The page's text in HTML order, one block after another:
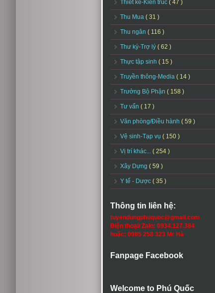
Thiết kế-Kiến trúc ( 47 )
Thu Mua ( 31 )
Thu ngân ( 116 )
Thư ký-Trợ lý ( 62 )
Thực tập sinh ( 15 )
Truyền thông-Media ( 14 )
Trưởng Bộ Phận ( 158 )
Tư vấn ( 17 )
Văn phòng/Điều hành ( 59 )
Vệ sinh-Tạp vụ ( 150 )
Vị trí khác... ( 254 )
Xây Dựng ( 59 )
Y tế - Dược ( 35 )
Thông tin liên hệ:
tuyendungphuquoc@gmail.com
Điện thoại/ Zalo: 0934.127.384
hoặc: 0985 258 323 Mr Hà
Fanpage Facebook
Welcome to Phú Quốc